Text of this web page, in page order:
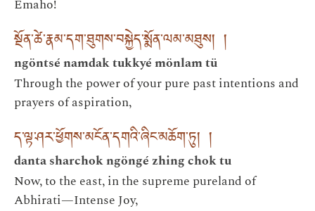
Emaho!
སྔོན་ཚེ་རྣམ་དག་ཐུགས་བསྐྱེད་སྨོན་ལམ་མཐུས། །
ngöntsé namdak tukkyé mönlam tü
Through the power of your pure past intentions and
prayers of aspiration,
ད་ལྟ་ཤར་ཕྱོགས་མངོན་དགའི་ཞིང་མཆོག་ཏུ། །
danta sharchok ngöngé zhing chok tu
Now, to the east, in the supreme pureland of
Abhirati—Intense Joy,